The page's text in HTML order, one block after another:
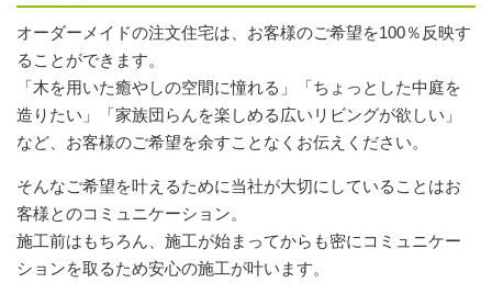
オーダーメイドの注文住宅は、お客様のご希望を100％反映す
ることができます。
「木を用いた癒やしの空間に憧れる」「ちょっとした中庭を
造りたい」「家族団らんを楽しめる広いリビングが欲しい」
など、お客様のご希望を余すことなくお伝えください。
そんなご希望を叶えるために当社が大切にしていることはお
客様とのコミュニケーション。
施工前はもちろん、施工が始まってからも密にコミュニケー
ションを取るため安心の施工が叶います。